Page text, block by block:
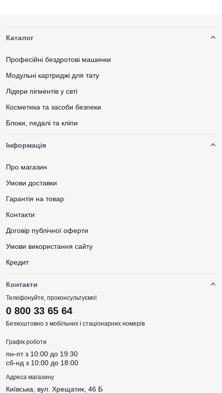
Каталог
Професійні бездротові машинки
Модульні картриджі для тату
Лідери пігментів у свті
Косметика та засоби безпеки
Блоки, педалі та кліпи
Інформація
Про магазин
Умови доставки
Гарантія на товар
Контакти
Договір публічної оферти
Умови використання сайту
Кредит
Контакти
Телефонуйте, проконсультуємо!
0 800 33 65 64
Безкоштовно з мобільних і стаціонарних номерів
Графік роботи
пн-пт з 10:00 до 19:30
сб-нд з 10:00 до 18:00
Адреса магазину
Київська, вул. Хрещатик, 46 Б